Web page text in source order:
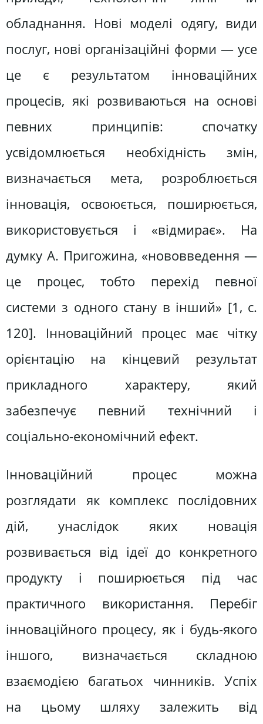
обладнання. Нові моделі одягу, види
послуг, нові організаційні форми — усе
це є результатом інноваційних
процесів, які розвиваються на основі
певних принципів: спочатку
усвідомлюється необхідність змін,
визначається мета, розроблюється
інновація, освоюється, поширюється,
використовується і «відмирає». На
думку А. Пригожина, «нововведення —
це процес, тобто перехід певної
системи з одного стану в інший» [1, с.
120]. Інноваційний процес має чітку
орієнтацію на кінцевий результат
прикладного характеру, який
забезпечує певний технічний і
соціально-економічний ефект.
Інноваційний процес можна
розглядати як комплекс послідовних
дій, унаслідок яких новація
розвивається від ідеї до конкретного
продукту і поширюється під час
практичного використання. Перебіг
інноваційного процесу, як і будь-якого
іншого, визначається складною
взаємодією багатьох чинників. Успіх
на цьому шляху залежить від